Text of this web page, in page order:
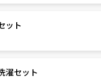
ット
濯セット